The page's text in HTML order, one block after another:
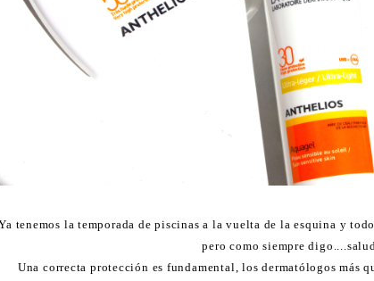
tenemos la temporada de piscinas a la vuelta de la esquina y
pero como siempre
Una correcta protección es fundamental, los dermatólogos más